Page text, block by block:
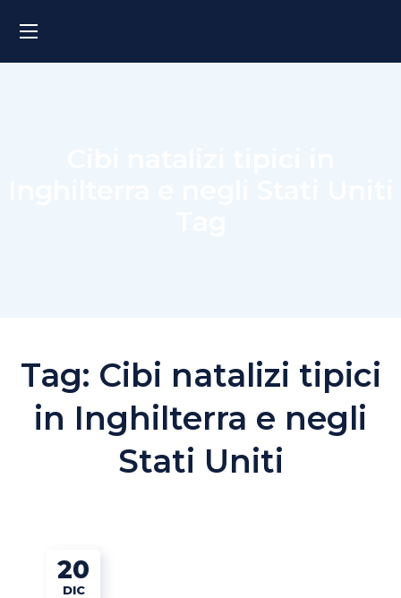
Tag: Cibi natalizi tipici
in Inghilterra e negli
Stati Uniti
20
DIC